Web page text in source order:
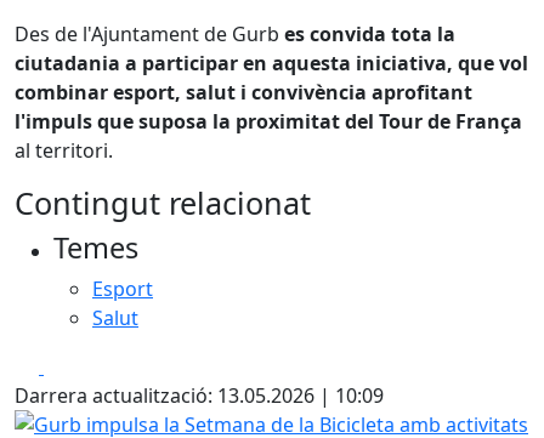
Des de l'Ajuntament de Gurb es convida tota la
ciutadania a participar en aquesta iniciativa, que vol
combinar esport, salut i convivència aprofitant
l'impuls que suposa la proximitat del Tour de França
al territori.
Contingut relacionat
Temes
Esport
Salut
Darrera actualització: 13.05.2026 | 10:09
Gurb impulsa la Setmana de la Bicicleta amb activitats